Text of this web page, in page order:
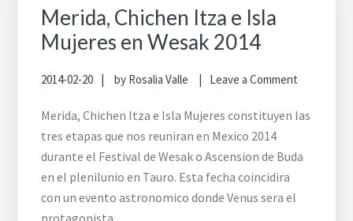
Merida, Chichen Itza e Isla
Mujeres en Wesak 2014
2014-02-20 by Rosalia Valle Leave a Comment
Merida, Chichen Itza e Isla Mujeres constituyen las
tres etapas que nos reuniran en Mexico 2014
durante el Festival de Wesak o Ascension de Buda
en el plenilunio en Tauro. Esta fecha coincidira
con un evento astronomico donde Venus sera el
Sidebar